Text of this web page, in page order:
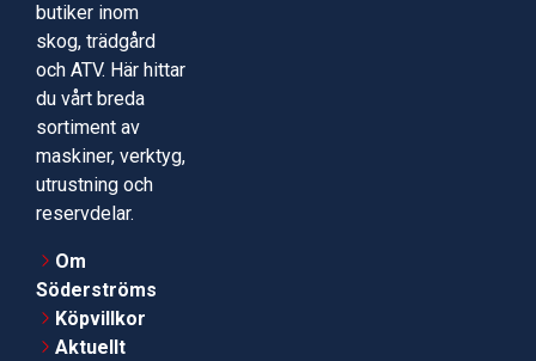
butiker inom
skog, trädgård
och ATV. Här hittar
du vårt breda
sortiment av
maskiner, verktyg,
utrustning och
reservdelar.
Om
Söderströms
Köpvillkor
Aktuellt